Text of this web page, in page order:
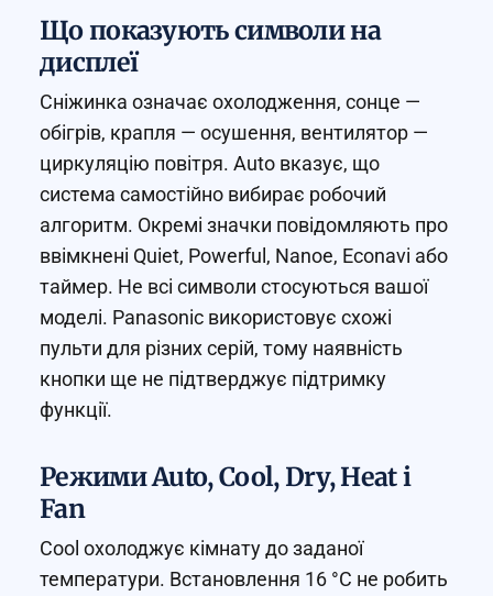
Що показують символи на
дисплеї
Сніжинка означає охолодження, сонце —
обігрів, крапля — осушення, вентилятор —
циркуляцію повітря. Auto вказує, що
система самостійно вибирає робочий
алгоритм. Окремі значки повідомляють про
ввімкнені Quiet, Powerful, Nanoe, Econavi або
таймер. Не всі символи стосуються вашої
моделі. Panasonic використовує схожі
пульти для різних серій, тому наявність
кнопки ще не підтверджує підтримку
функції.
Режими Auto, Cool, Dry, Heat і
Fan
Cool охолоджує кімнату до заданої
температури. Встановлення 16 °C не робить